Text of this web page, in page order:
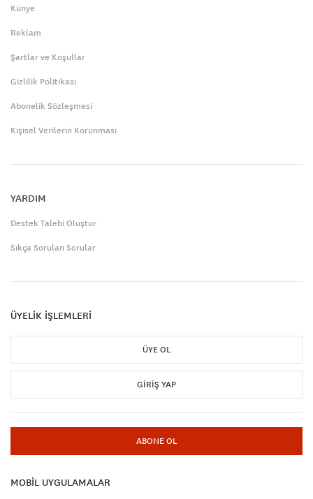
Künye
Reklam
Şartlar ve Koşullar
Gizlilik Politikası
Abonelik Sözleşmesi
Kişisel Verilerin Korunması
YARDIM
Destek Talebi Oluştur
Sıkça Sorulan Sorular
ÜYELİK İŞLEMLERİ
ÜYE OL
GIRIŞ YAP
ABONE OL
MOBİL UYGULAMALAR